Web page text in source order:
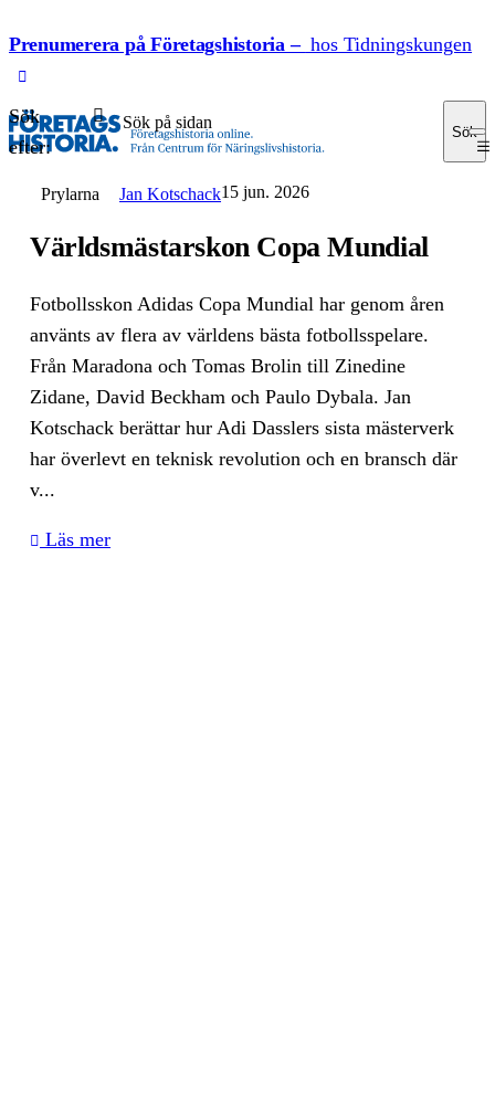
Prenumerera på Företagshistoria – hos Tidningskungen
Sök
efter:
Sök
Prylarna Jan Kotschack15 jun. 2026
Världsmästarskon Copa Mundial
Fotbollsskon Adidas Copa Mundial har genom åren
använts av flera av världens bästa fotbollsspelare.
Från Maradona och Tomas Brolin till Zinedine
Zidane, David Beckham och Paulo Dybala. Jan
Kotschack berättar hur Adi Dasslers sista mästerverk
har överlevt en teknisk revolution och en bransch där
v...
Läs mer